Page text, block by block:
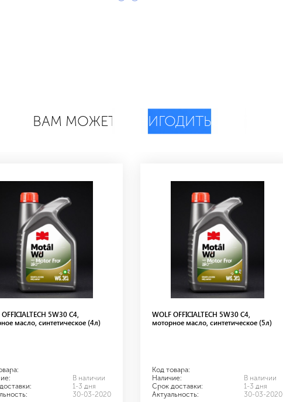
ВАМ МОЖЕТ ПРИГОДИТЬСЯ
5W30 С4,
масло, синтетическое (4л)
В наличии
1-3 дня
30-03-2020
WOLF OFFICIALTECH 5W30 С4,
моторное масло, синтетическое (5л)
Код товара:
Наличие:
В наличии
Срок доставки:
1-3 дня
Актуальность:
30-03-2020